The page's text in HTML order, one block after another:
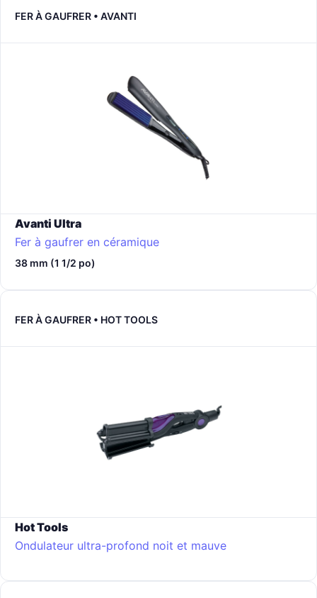
FER À GAUFRER • AVANTI
Avanti Ultra
Fer à gaufrer en céramique
38 mm (1 1/2 po)
FER À GAUFRER • HOT TOOLS
Hot Tools
Ondulateur ultra-profond noit et mauve